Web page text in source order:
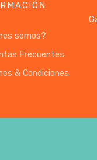
somos?
Frecuentes
& Condiciones